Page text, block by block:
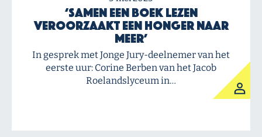
‘Samen een boek lezen
veroorzaakt een honger naar
meer’
In gesprek met Jonge Jury-deelnemer van het
eerste uur: Corine Berben van het Jacob
Roelandslyceum in…